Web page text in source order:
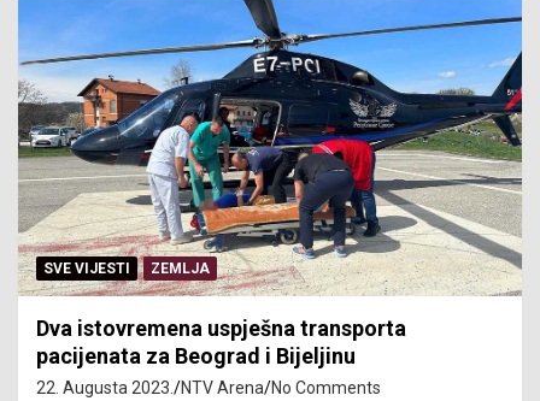
SVE VIJESTI ZEMLJA
Dva istovremena uspješna transporta
pacijenata za Beograd i Bijeljinu
22. Augusta 2023. NTV Arena No Comments